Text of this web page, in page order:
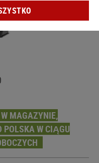
MAGAZYNIE,
POLSKA W CIĄGU